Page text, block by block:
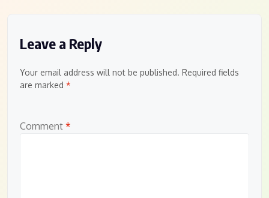
Leave a Reply
Your email address will not be published. Required fields
are marked *
Comment *